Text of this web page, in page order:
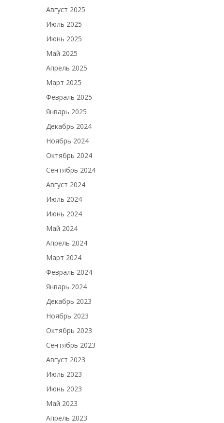
Август 2025
Июль 2025
Июнь 2025
Май 2025
Апрель 2025
Март 2025
Февраль 2025
Январь 2025
Декабрь 2024
Ноябрь 2024
Октябрь 2024
Сентябрь 2024
Август 2024
Июль 2024
Июнь 2024
Май 2024
Апрель 2024
Март 2024
Февраль 2024
Январь 2024
Декабрь 2023
Ноябрь 2023
Октябрь 2023
Сентябрь 2023
Август 2023
Июль 2023
Июнь 2023
Май 2023
Апрель 2023